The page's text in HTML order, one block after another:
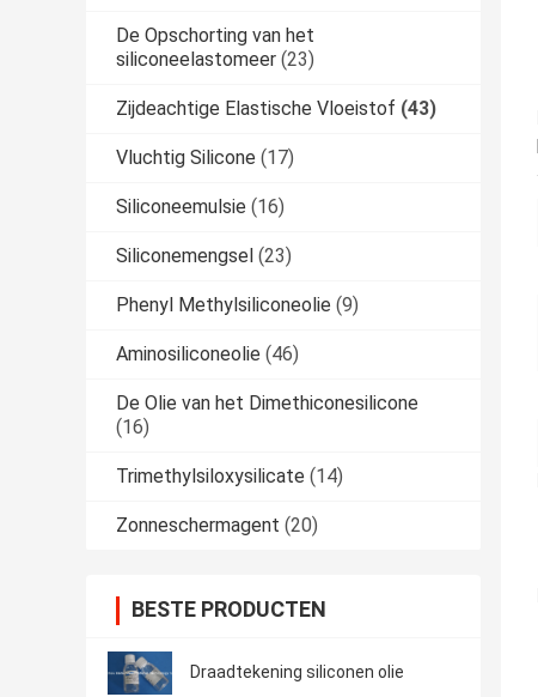
De Opschorting van het
siliconeelastomeer (23)
Zijdeachtige Elastische Vloeistof (43)
Vluchtig Silicone (17)
Siliconeemulsie (16)
Siliconemengsel (23)
Phenyl Methylsiliconeolie (9)
Aminosiliconeolie (46)
De Olie van het Dimethiconesilicone
(16)
Trimethylsiloxysilicate (14)
Zonneschermagent (20)
BESTE PRODUCTEN
Draadtekening siliconen olie